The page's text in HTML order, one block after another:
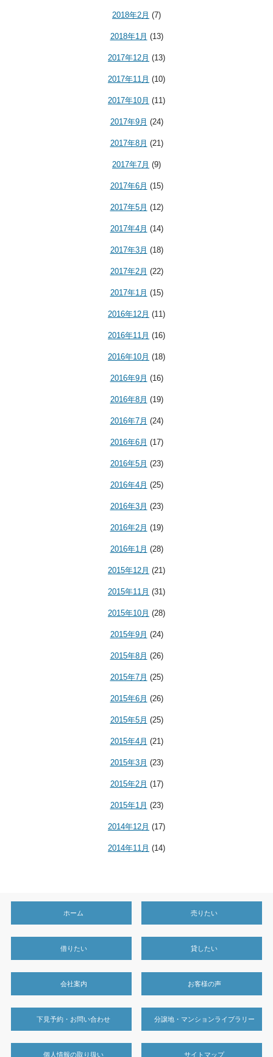
2018年2月 (7)
2018年1月 (13)
2017年12月 (13)
2017年11月 (10)
2017年10月 (11)
2017年9月 (24)
2017年8月 (21)
2017年7月 (9)
2017年6月 (15)
2017年5月 (12)
2017年4月 (14)
2017年3月 (18)
2017年2月 (22)
2017年1月 (15)
2016年12月 (11)
2016年11月 (16)
2016年10月 (18)
2016年9月 (16)
2016年8月 (19)
2016年7月 (24)
2016年6月 (17)
2016年5月 (23)
2016年4月 (25)
2016年3月 (23)
2016年2月 (19)
2016年1月 (28)
2015年12月 (21)
2015年11月 (31)
2015年10月 (28)
2015年9月 (24)
2015年8月 (26)
2015年7月 (25)
2015年6月 (26)
2015年5月 (25)
2015年4月 (21)
2015年3月 (23)
2015年2月 (17)
2015年1月 (23)
2014年12月 (17)
2014年11月 (14)
ホーム 売りたい
借りたい 貸したい
会社案内 お客様の声
下見予約・お問い合わせ 分譲地・マンションライブラリー
個人情報の取り扱い サイトマップ